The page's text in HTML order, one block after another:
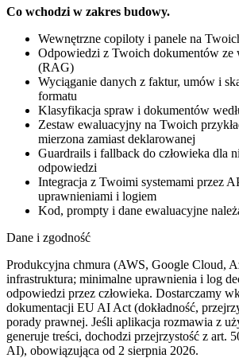
Co wchodzi w zakres budowy.
Wewnętrzne copiloty i panele na
Odpowiedzi z Twoich dokumentów ze
(RAG)
Wyciąganie danych z faktur, umów i
formatu
Klasyfikacja spraw i dokumentów
Zestaw ewaluacyjny na Twoich
mierzona zamiast deklarowanej
Guardrails i fallback do człowieka dla
odpowiedzi
Integracja z Twoimi systemami przez
uprawnieniami i logiem
Kod, prompty i dane ewaluacyjne
Dane i zgodność
Produkcyjna chmura (AWS, Google Cloud,
infrastruktura; minimalne uprawnienia i log
odpowiedzi przez człowieka. Dostarczamy
dokumentacji EU AI Act (dokładność,
porady prawnej. Jeśli aplikacja rozmawia z
generuje treści, dochodzi przejrzystość z art.
AI), obowiązująca od 2 sierpnia 2026.